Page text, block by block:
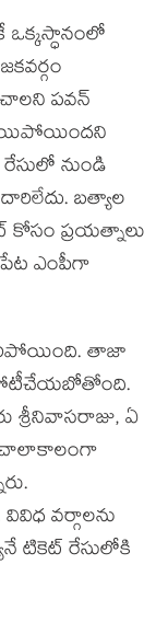
పవన్
అయిపోయిందని
నుండి
బత్యాల
కోసం ప్రయత్నాలు
ఎంపీగా
తాజా
శ్రీనివాసరాజు, ఏ
చాలాకాలంగా
వర్గాలను
టికెట్ రేసులోకి